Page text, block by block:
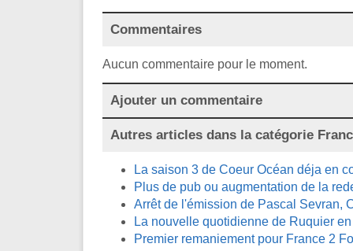
Commentaires
Aucun commentaire pour le moment.
Ajouter un commentaire
Autres articles dans la catégorie
La saison 3 de Coeur Océan déja en
Plus de pub ou augmentation de la
Arrêt de l'émission de Pascal Sevran,
La nouvelle quotidienne de Ruquier
Premier remaniement pour France 2